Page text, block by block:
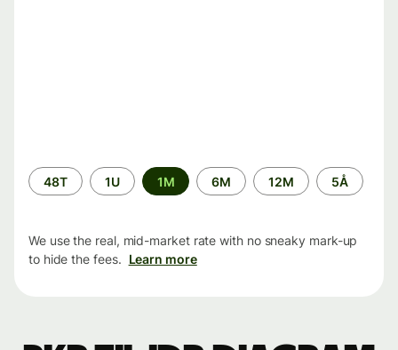
Time
period
48T 1U 1M 6M 12M 5Å
We use the real, mid-market rate with no sneaky mark-up
to hide the fees. Learn more